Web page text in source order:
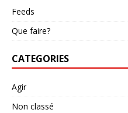
Feeds
Que faire?
CATEGORIES
Agir
Non classé